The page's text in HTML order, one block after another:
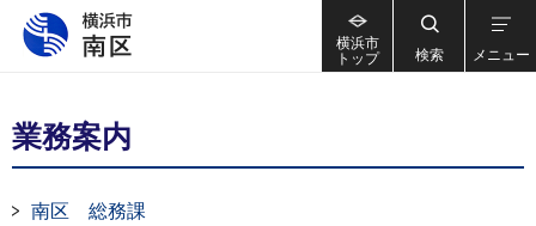
横浜市
トップ
検索 メニュー
業務案内
南区 総務課